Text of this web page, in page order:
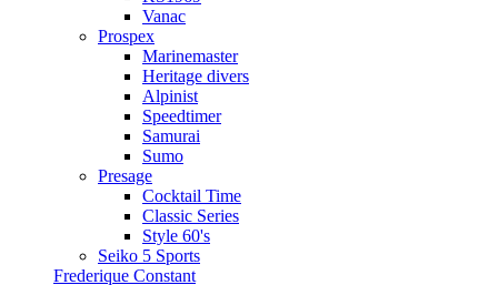
Vanac
Prospex
Marinemaster
Heritage divers
Alpinist
Speedtimer
Samurai
Sumo
Presage
Cocktail Time
Classic Series
Style 60's
Seiko 5 Sports
Frederique Constant